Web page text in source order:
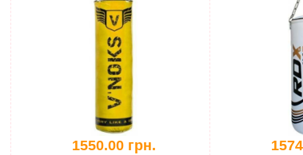
1550.00 грн.